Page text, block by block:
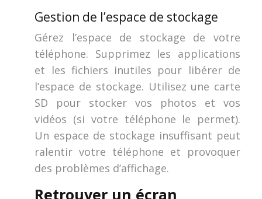
Gestion de l’espace de stockage
Gérez l’espace de stockage de votre
téléphone. Supprimez les applications
et les fichiers inutiles pour libérer de
l’espace de stockage. Utilisez une carte
SD pour stocker vos photos et vos
vidéos (si votre téléphone le permet).
Un espace de stockage insuffisant peut
ralentir votre téléphone et provoquer
des problèmes d’affichage.
Retrouver un écran